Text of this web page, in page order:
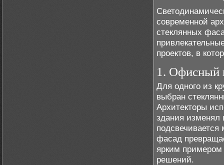
современной
стеклянных
проектов, в
1. Офисный
Для одного из
выбран
Архитекторы
здания изменял
фасад
ярким примером
решений.